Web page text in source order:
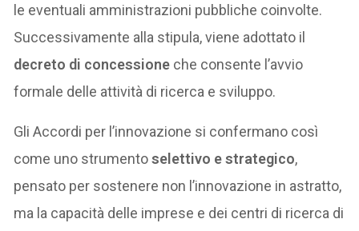
le eventuali amministrazioni pubbliche coinvolte.
Successivamente alla stipula, viene adottato il
decreto di concessione che consente l’avvio
formale delle attività di ricerca e sviluppo.
Gli Accordi per l’innovazione si confermano così
come uno strumentoselettivo e strategico,
pensato per sostenere non l’innovazione in astratto,
ma la capacità delle imprese e dei centri di ricerca di